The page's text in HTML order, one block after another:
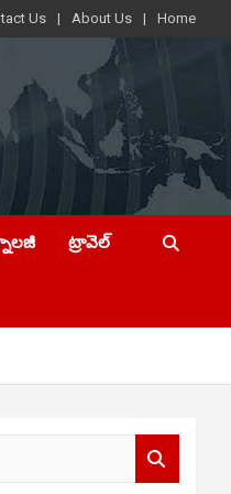
Us About Us Home
ట్రావెల్